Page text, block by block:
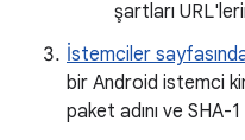
şartları
İstemciler
bir Android istemci
paket adını ve SHA-